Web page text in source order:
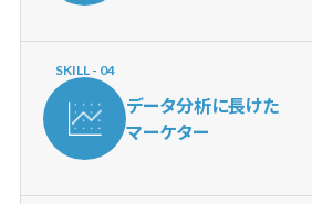
SKILL - 04
データ分析に長けた
マーケター